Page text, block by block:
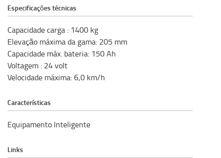
Especificações técnicas
Capacidade carga : 1400 kg
Elevação máxima da gama: 205 mm
Capacidade máx. bateria: 150Ah
Voltagem : 24volt
Velocidade máxima:6,0 km/h
Características
Equipamento Inteligente
Links